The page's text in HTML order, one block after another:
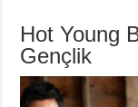
Hot Young
Gençlik